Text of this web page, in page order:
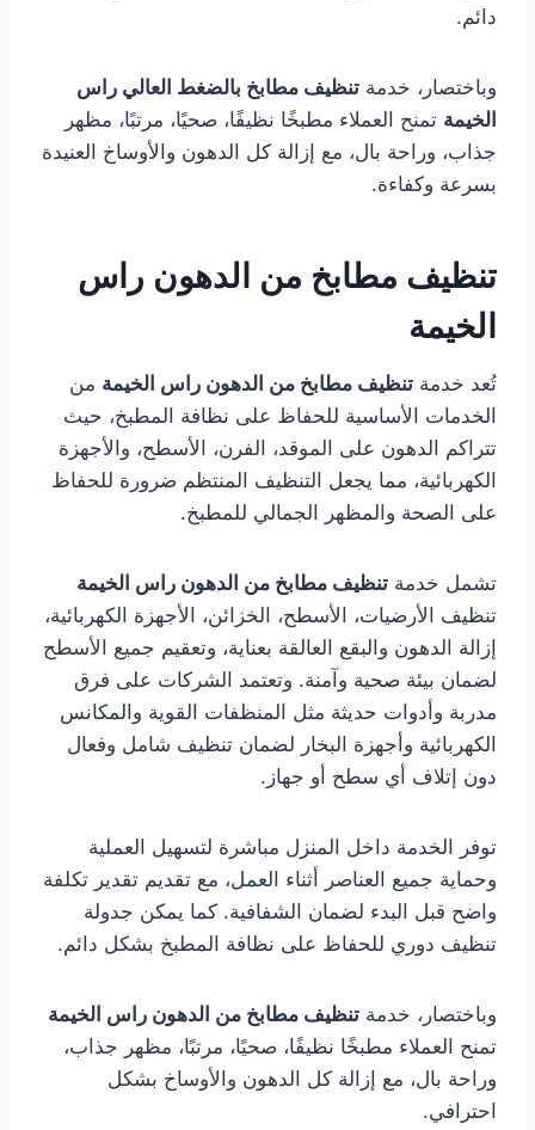
دائم.
وباختصار، خدمة تنظيف مطابخ بالضغط العالي راس
الخيمة تمنح العملاء مطبخًا نظيفًا، صحيًا، مرتبًا، مظهر
جذاب، وراحة بال، مع إزالة كل الدهون والأوساخ العنيدة
بسرعة وكفاءة.
تنظيف مطابخ من الدهون راس
الخيمة
تُعد خدمة تنظيف مطابخ من الدهون راس الخيمة من
الخدمات الأساسية للحفاظ على نظافة المطبخ، حيث
تتراكم الدهون على الموقد، الفرن، الأسطح، والأجهزة
الكهربائية، مما يجعل التنظيف المنتظم ضرورة للحفاظ
على الصحة والمظهر الجمالي للمطبخ.
تشمل خدمة تنظيف مطابخ من الدهون راس الخيمة
تنظيف الأرضيات، الأسطح، الخزائن، الأجهزة الكهربائية،
إزالة الدهون والبقع العالقة بعناية، وتعقيم جميع الأسطح
لضمان بيئة صحية وآمنة. وتعتمد الشركات على فرق
مدربة وأدوات حديثة مثل المنظفات القوية والمكانس
الكهربائية وأجهزة البخار لضمان تنظيف شامل وفعال
دون إتلاف أي سطح أو جهاز.
توفر الخدمة داخل المنزل مباشرة لتسهيل العملية
وحماية جميع العناصر أثناء العمل، مع تقديم تقدير تكلفة
واضح قبل البدء لضمان الشفافية. كما يمكن جدولة
تنظيف دوري للحفاظ على نظافة المطبخ بشكل دائم.
وباختصار، خدمة تنظيف مطابخ من الدهون راس الخيمة
تمنح العملاء مطبخًا نظيفًا، صحيًا، مرتبًا، مظهر جذاب،
وراحة بال، مع إزالة كل الدهون والأوساخ بشكل
احترافي.